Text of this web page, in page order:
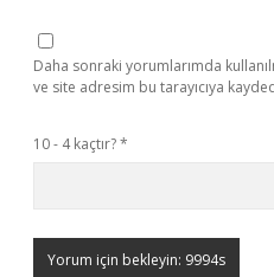
Daha sonraki yorumlarımda
ve site adresim bu tarayıcıya
10 - 4 kaçtır?*